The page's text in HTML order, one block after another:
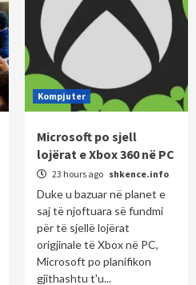
Kompjuter
Microsoft po sjell
lojërat e Xbox 360 në PC
23 hours ago shkence.info
Duke u bazuar në planet e
saj të njoftuara së fundmi
për të sjellë lojërat
origjinale të Xbox në PC,
Microsoft po planifikon
gjithashtu t'u...